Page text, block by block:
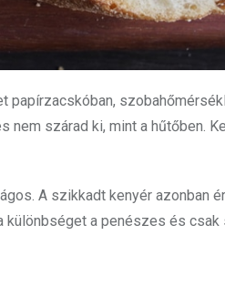
papírzacskóban,
szárad ki, mint a hűtőben.
A szikkadt kenyér azonban
a penészes és csak